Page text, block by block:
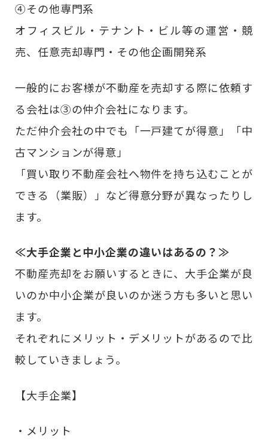
④その他専門系
オフィスビル・テナント・ビル等の運営・競
売、任意売却専門・その他企画開発系
一般的にお客様が不動産を売却する際に依頼す
る会社は③の仲介会社になります。
ただ仲介会社の中でも「一戸建てが得意」「中
古マンションが得意」
「買い取り不動産会社へ物件を持ち込むことが
できる（業販）」など得意分野が異なったりし
ます。
≪大手企業と中小企業の違いはあるの？≫
不動産売却をお願いするときに、大手企業が良
いのか中小企業が良いのか迷う方も多いと思い
ます。
それぞれにメリット・デメリットがあるので比
較していきましょう。
【大手企業】
・メリット